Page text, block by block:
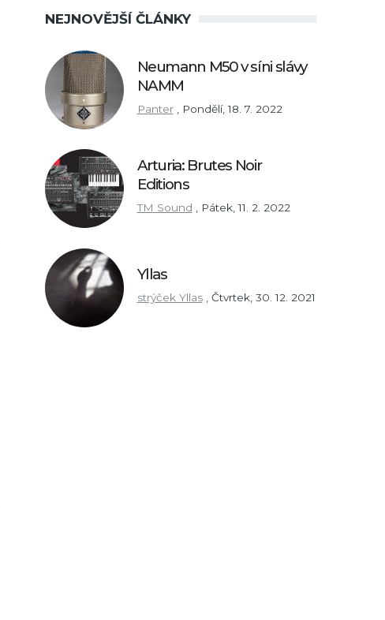
NEJNOVĚJŠÍ ČLÁNKY
Neumann M50 v síni slávy
NAMM
Panter Pondělí, 18. 7. 2022
Arturia: Brutes Noir
Editions
TM Sound , Pátek, 11. 2. 2022
Yllas
strýček Yllas Čtvrtek, 30. 12. 2021